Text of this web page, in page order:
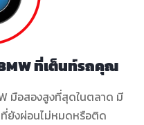
ที่เต็นท์รถคุณ
มือสองสูงที่สุดในตลาด มี
ยังผ่อนไม่หมดหรือติด